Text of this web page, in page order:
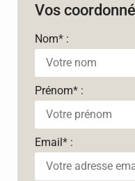
Vos
Nom* :
Prénom* :
Email* :